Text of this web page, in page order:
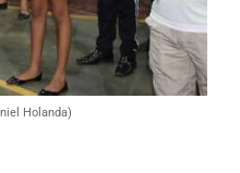
Holanda)